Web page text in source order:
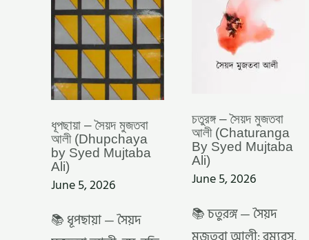
ধূপছায়া – সৈয়দ মুজতবা
আলী (Dhupchaya
by Syed Mujtaba
Ali)
June 5, 2026
📚 ধূপছায়া — সৈয়দ
MUJTABA
ALI)
চতুরঙ্গ – সৈয়দ মুজতবা
আলী (Chaturanga
By Syed Mujtaba
Ali)
June 5, 2026
📚 চতুরঙ্গ — সৈয়দ
MUJTABA
ALI)